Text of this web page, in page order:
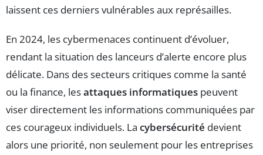
laissent ces derniers vulnérables aux représailles.
En 2024, les cybermenaces continuent d’évoluer,
rendant la situation des lanceurs d’alerte encore plus
délicate. Dans des secteurs critiques comme la santé
ou la finance, lesattaques informatiques peuvent
viser directement les informations communiquées par
ces courageux individuels. La cybersécurité devient
alors une priorité, non seulement pour les entreprises